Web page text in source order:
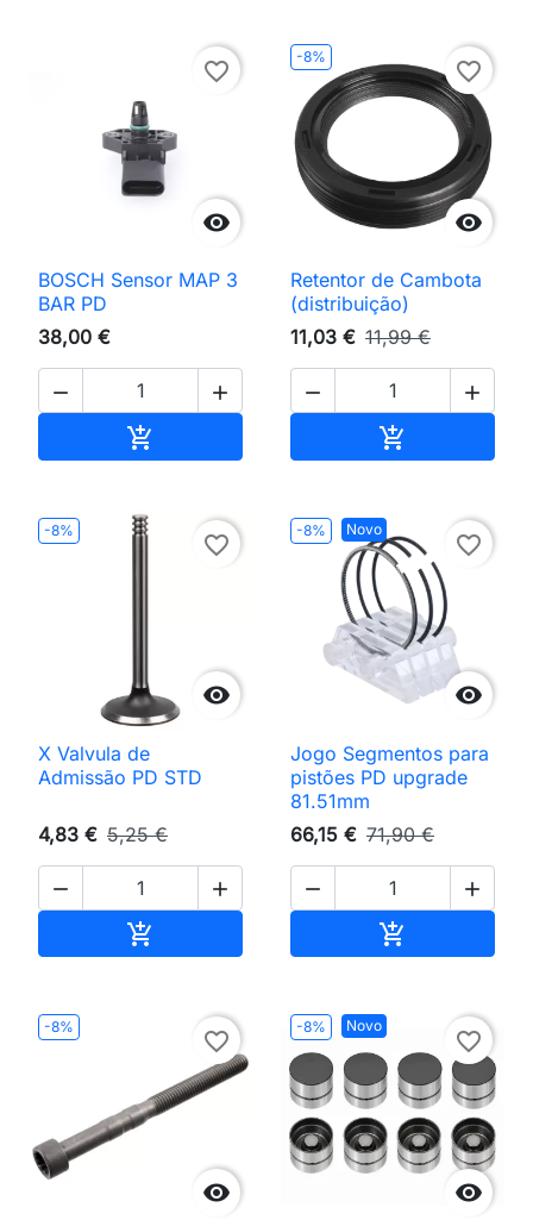

favorite_border
BOSCH Sensor MAP 3
BAR PD
38,00 €
 

-8%

favorite_border
Retentor de Cambota
(distribuição)
11,03 € 11,99 €
 

-8%

favorite_border
X Valvula de
Admissão PD STD
4,83 € 5,25 €
 

-8% Novo

favorite_border
Jogo Segmentos para
pistões PD upgrade
81.51mm
66,15 € 71,90 €
 

-8%

favorite_border
-8% Novo

favorite_border